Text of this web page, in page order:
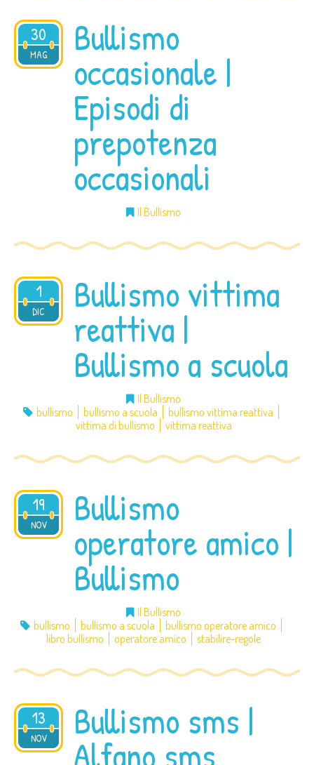
30
MAG
2015 Bullismo
occasionale |
Episodi di
prepotenza
occasionali
Il Bullismo
1
DIC
2014 Bullismo vittima
reattiva |
Bullismo a scuola
Il Bullismo
bullismo
bullismo a scuola
bullismo vittima reattiva
vittima di bullismo
vittima reattiva
19
NOV
2014 Bullismo
operatore amico |
Bullismo
Il Bullismo
bullismo
bullismo a scuola
bullismo operatore amico
libro bullismo
operatore amico stabilire-regole
13
NOV
2014 Bullismo sms |